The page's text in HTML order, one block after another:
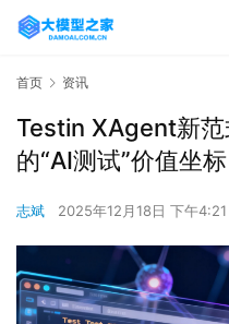
首页 资讯
Testin XAgent新
的“AI测试”价值坐标
志斌 2025年12月18日 下午4:21